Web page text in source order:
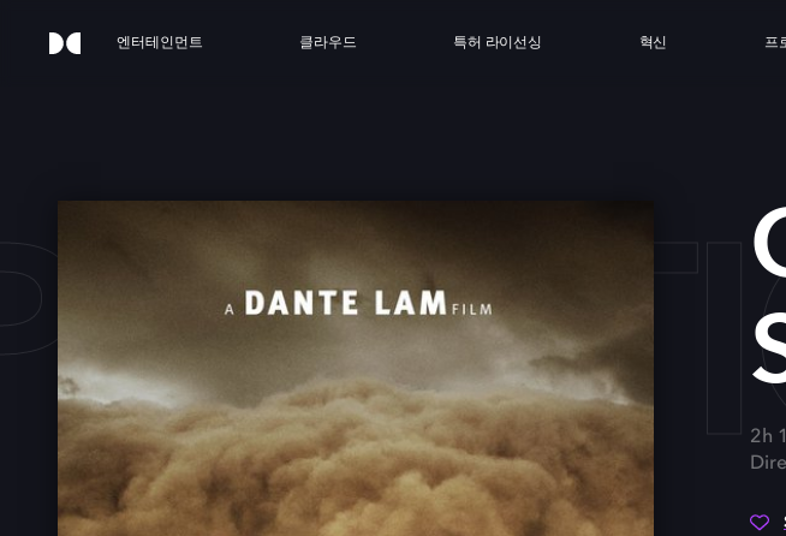
엔터테인먼트 클라우드 특허 라이선싱 혁신 프
2h